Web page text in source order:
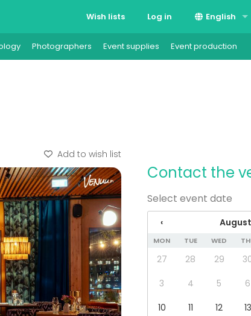
Wish lists Log in English
Suomi
Photographers Event supplies Event production
Add to wish list
Contact the
Select event date
‹
MON TUE WED
27 28 29
3
4 5 6
10
11 12 13